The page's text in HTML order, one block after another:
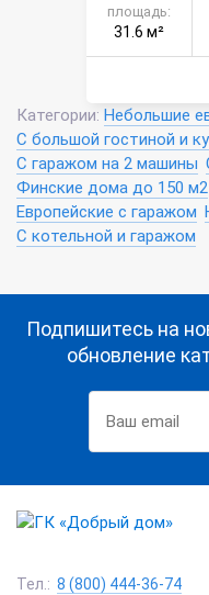
площадь:
31.6 м²
Категории: Небольшие
С большой гостиной и
С гаражом на 2 машины
Финские дома до 150 м2
Европейские с гаражом
С котельной и гаражом
Подпишитесь на
обновление
Тел.: 8 (800) 444-36-74